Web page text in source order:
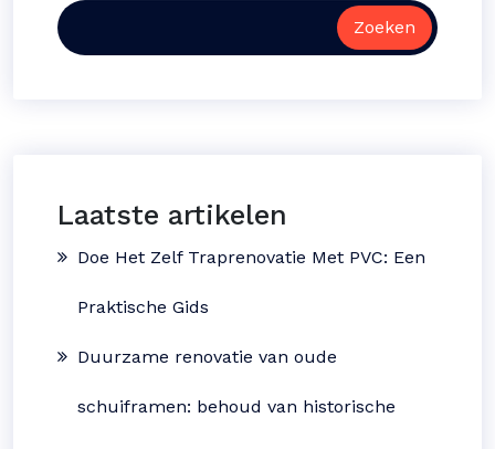
Zoeken
Laatste artikelen
Doe Het Zelf Traprenovatie Met PVC: Een
Praktische Gids
Duurzame renovatie van oude
schuiframen: behoud van historische